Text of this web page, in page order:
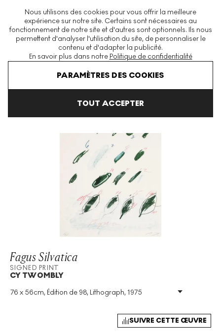
Nous utilisons des cookies pour vous offrir la meilleure
expérience sur notre site. Certains sont nécessaires au
fonctionnement de notre site et d'autres sont optionnels. Ils nous
permettent d'analyser l'utilisation du site, de personnaliser le
contenu et d'adapter la publicité.
En savoir plus dans notre Politique de confidentialité
PARAMÈTRES DES COOKIES
TOUT ACCEPTER
La plus grande plateforme mondiale d'estampes et éditions
modernes et contemporaines
Cy Twombly Natural History Part II: Some Trees
Fagus Silvatica
SIGNED PRINT
CY TWOMBLY
76 x 56cm, Édition de 98, Lithograph, 1975
Technique: Lithograph
SUIVRE CETTE ŒUVRE